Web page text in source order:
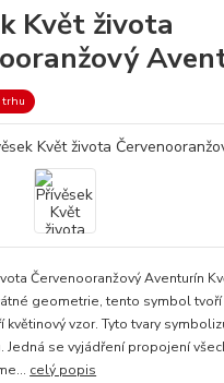
Květ života
trhu
Červenooranžový Aventurín
geometrie, tento symbol tvoří
květinový vzor. Tyto tvary
Jedná se vyjádření propojení
celý popis